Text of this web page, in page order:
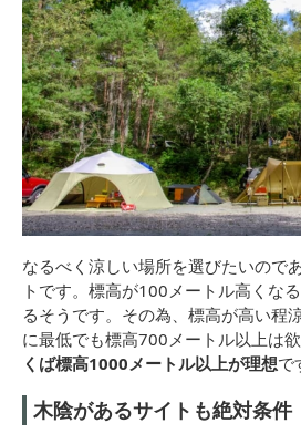
なるべく涼しい場所を選びたいので
トです。標高が100メートル高くな
るそうです。その為、標高が高い程
に最低でも標高700メートル以上は欲
くば標高1000メートル以上が理想で
木陰があるサイトも絶対条件